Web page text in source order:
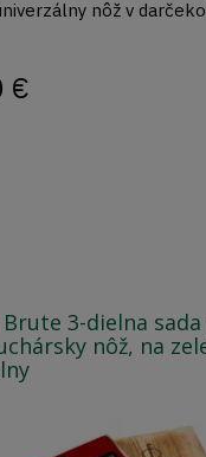
nôž v
€
Brute 3-dielna
nôž, na